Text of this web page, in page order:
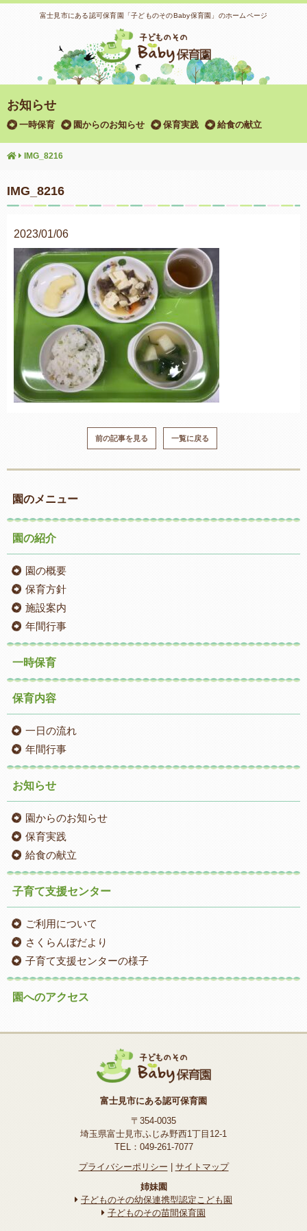
富士見市にある認可保育園「子どものそのBaby保育園」のホームページ
お知らせ
一時保育 園からのお知らせ 保育実践 給食の献立
IMG_8216
IMG_8216
2023/01/06
前の記事を見る 一覧に戻る
園のメニュー
園の紹介
園の概要
保育方針
施設案内
年間行事
一時保育
保育内容
一日の流れ
年間行事
お知らせ
園からのお知らせ
保育実践
給食の献立
子育て支援センター
ご利用について
さくらんぼだより
子育て支援センターの様子
園へのアクセス
富士見市にある認可保育園
〒354-0035
埼玉県富士見市ふじみ野西1丁目12-1
TEL：049-261-7077
プライバシーポリシー | サイトマップ
姉妹園
子どものその幼保連携型認定こども園
子どものその苗間保育園